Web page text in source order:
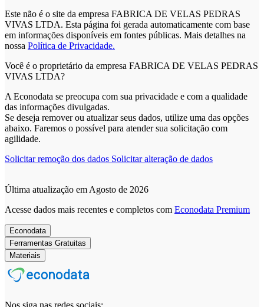
Este não é o site da empresa FABRICA DE VELAS PEDRAS
VIVAS LTDA. Esta página foi gerada automaticamente com base
em informações disponíveis em fontes públicas. Mais detalhes na
nossa Política de Privacidade.
Você é o proprietário da empresa FABRICA DE VELAS PEDRAS
VIVAS LTDA?
A Econodata se preocupa com sua privacidade e com a qualidade
das informações divulgadas.
Se deseja remover ou atualizar seus dados, utilize uma das opções
abaixo. Faremos o possível para atender sua solicitação com
agilidade.
Solicitar remoção dos dados Solicitar alteração de dados
Última atualização em Agosto de 2026
Acesse dados mais recentes e completos com Econodata Premium
Econodata
Ferramentas Gratuitas
Materiais
Nos siga nas redes sociais: